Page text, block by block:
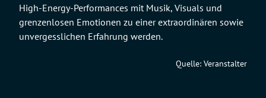
High-Energy-Performances mit Musik, Visuals und
grenzenlosen Emotionen zu einer extraordinären sowie
unvergesslichen Erfahrung werden.
Quelle: Veranstalter